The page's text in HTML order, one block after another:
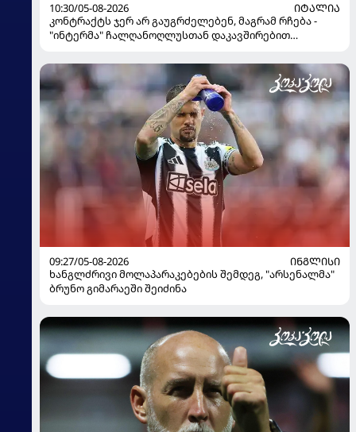
10:30/05-08-2026
ᲘᲢᲐᲚᲘᲐ
კონტრაქტს ჯერ არ გაუგრძელებენ, მაგრამ რჩება -
"ინტერმა" ჩალღანოღლუსთან დაკავშირებით
09:27/05-08-2026
ᲘᲜᲒᲚᲘᲡᲘ
ხანგლძრივი მოლაპარაკებების შემდეგ, "არსენალმა"
ბრუნო გიმარაეში შეიძინა